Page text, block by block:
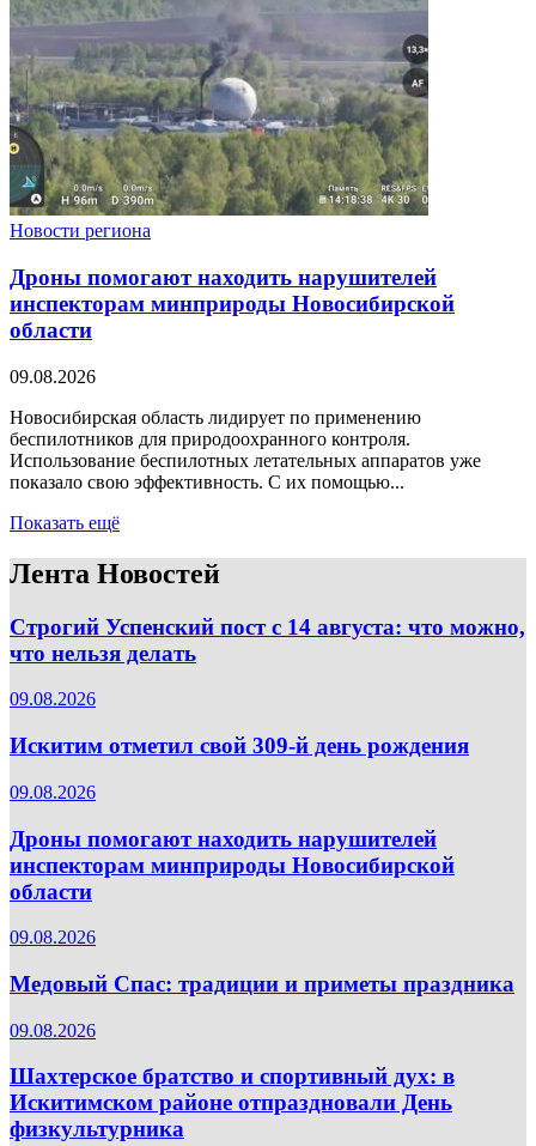
Новости региона
Дроны помогают находить нарушителей
инспекторам минприроды Новосибирской
области
09.08.2026
Новосибирская область лидирует по применению
беспилотников для природоохранного контроля.
Использование беспилотных летательных аппаратов уже
показало свою эффективность. С их помощью...
Показать ещё
Лента Новостей
Строгий Успенский пост с 14 августа: что можно,
что нельзя делать
09.08.2026
Искитим отметил свой 309-й день рождения
09.08.2026
Дроны помогают находить нарушителей
инспекторам минприроды Новосибирской
области
09.08.2026
Медовый Спас: традиции и приметы праздника
09.08.2026
Шахтерское братство и спортивный дух: в
Искитимском районе отпраздновали День
физкультурника